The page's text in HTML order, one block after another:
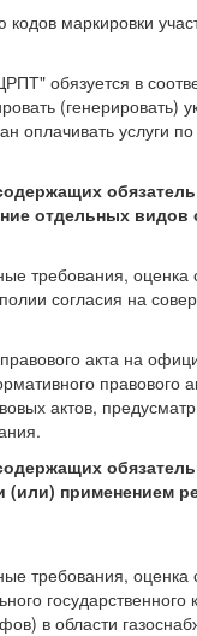
маркировки
обязуется в
(генерировать)
оплачивать услуги
отдельных видов
требования,
согласия на
акта на
правового
актов,
(или) применением
требования,
государственного
в области